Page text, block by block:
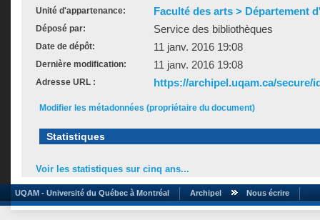
Unité d'appartenance: Faculté des arts > Département
Déposé par: Service des bibliothèques
Date de dépôt: 11 janv. 2016 19:08
Dernière modification: 11 janv. 2016 19:08
Adresse URL : https://archipel.uqam.ca/secure/
Modifier les métadonnées (propriétaire du document)
Statistiques
Voir les statistiques sur cinq ans...
UQAM - Université du Québec à Montréal Archipel Nous écrire